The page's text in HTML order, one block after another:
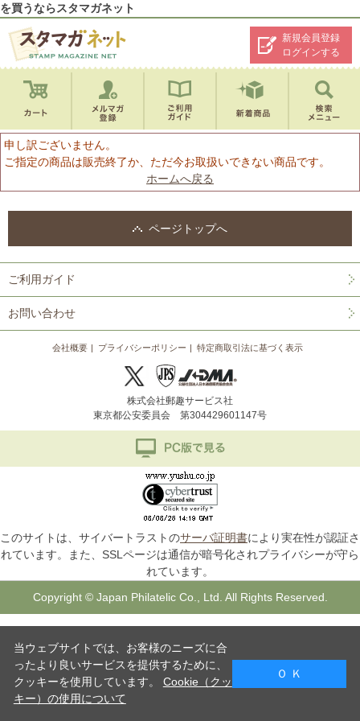
を買うならスタマガネット
新規会員登録
ログインする
申し訳ございません。
ご指定の商品は販売終了か、ただ今お取扱いできない商品です。
ホームへ戻る
ページトップへ
ご利用ガイド
お問い合わせ
会社概要 プライバシーポリシー 特定商取引法に基づく表示
株式会社郵趣サービス社
東京都公安委員会 第304429601147号
このサイトは、サイバートラストのサーバ証明書により実在性が認証さ
れています。また、SSLページは通信が暗号化されプライバシーが守ら
れています。
Copyright © Japan Philatelic Co., Ltd. All Rights Reserved.
当ウェブサイトでは、お客様のニーズに合
ったより良いサービスを提供するために、
クッキーを使用しています。 Cookie（クッ
キー）の使用について
Ｏ Ｋ